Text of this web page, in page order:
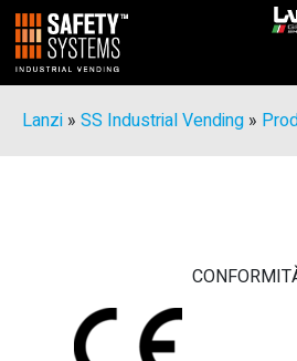
Lanzi » SS Industrial Vending »